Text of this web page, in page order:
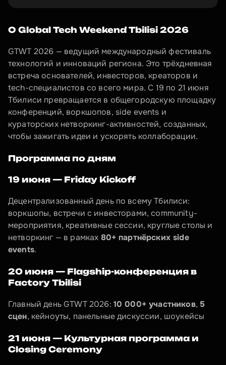
О Global Tech Weekend Tbilisi 2026
GTWT 2026 — ведущий международный фестиваль
технологий и инноваций региона. Это трёхдневная
встреча основателей, инвесторов, креаторов и
tech-специалистов со всего мира. С 19 по 21 июня
Тбилиси превращается в общегородскую площадку
конференций, воркшопов, side events и
кураторских нетворкинг-активностей, созданных,
чтобы зажигать идеи и ускорять коллаборации.
Программа по дням
19 июня — Friday Kickoff
Децентрализованный день по всему Тбилиси:
воркшопы, встречи с инвесторами, community-
мероприятия, креативные сессии, круглые столы и
нетворкинг — в рамках 80+ партнёрских side
events.
20 июня — Flagship-конференция в
Factory Tbilisi
Главный день GTWT 2026: 10 000+ участников, 5
сцен, кейноуты, панельные дискуссии, шоукейсы
21 июня — Культурная программа и
Closing Ceremony